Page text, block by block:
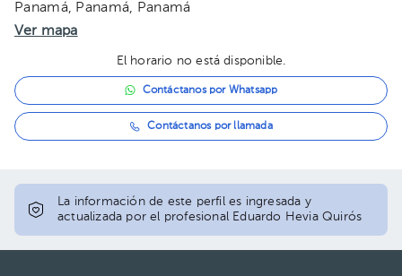
Panamá, Panamá, Panamá
Ver mapa
El horario no está disponible.
Contáctanos por Whatsapp
Contáctanos por llamada
La información de este perfil es ingresada y
actualizada por el profesional Eduardo Hevia Quirós